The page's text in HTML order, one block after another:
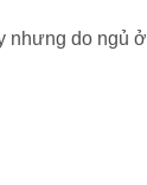
nhưng do ngủ ở